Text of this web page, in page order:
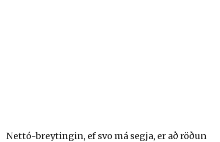
Nettó-breytingin, ef svo má segja, er að röðun